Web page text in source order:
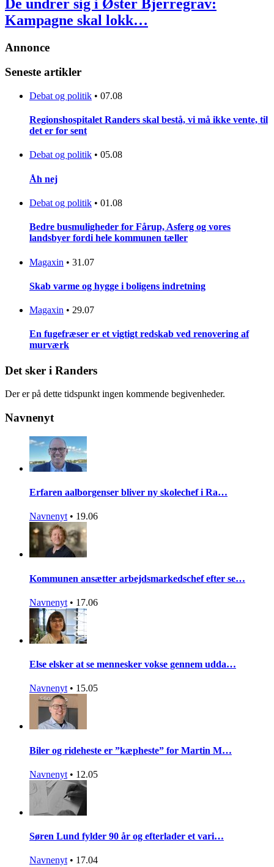
De undrer sig i Øster Bjerregrav:
Kampagne skal lokk…
Annonce
Seneste artikler
Debat og politik • 07.08
Regionshospitalet Randers skal bestå, vi må ikke vente, til
det er for sent
Debat og politik • 05.08
Åh nej
Debat og politik • 01.08
Bedre busmuligheder for Fårup, Asferg og vores
landsbyer fordi hele kommunen tæller
Magaxin • 31.07
Skab varme og hygge i boligens indretning
Magaxin • 29.07
En fugefræser er et vigtigt redskab ved renovering af
murværk
Det sker i Randers
Der er på dette tidspunkt ingen kommende begivenheder.
Navnenyt
Erfaren aalborgenser bliver ny skolechef i Ra…
Navnenyt • 19.06
Kommunen ansætter arbejdsmarkedschef efter se…
Navnenyt • 17.06
Else elsker at se mennesker vokse gennem udda…
Navnenyt • 15.05
Biler og rideheste er ”kæpheste” for Martin M…
Navnenyt • 12.05
Søren Lund fylder 90 år og efterlader et vari…
Navnenyt • 17.04